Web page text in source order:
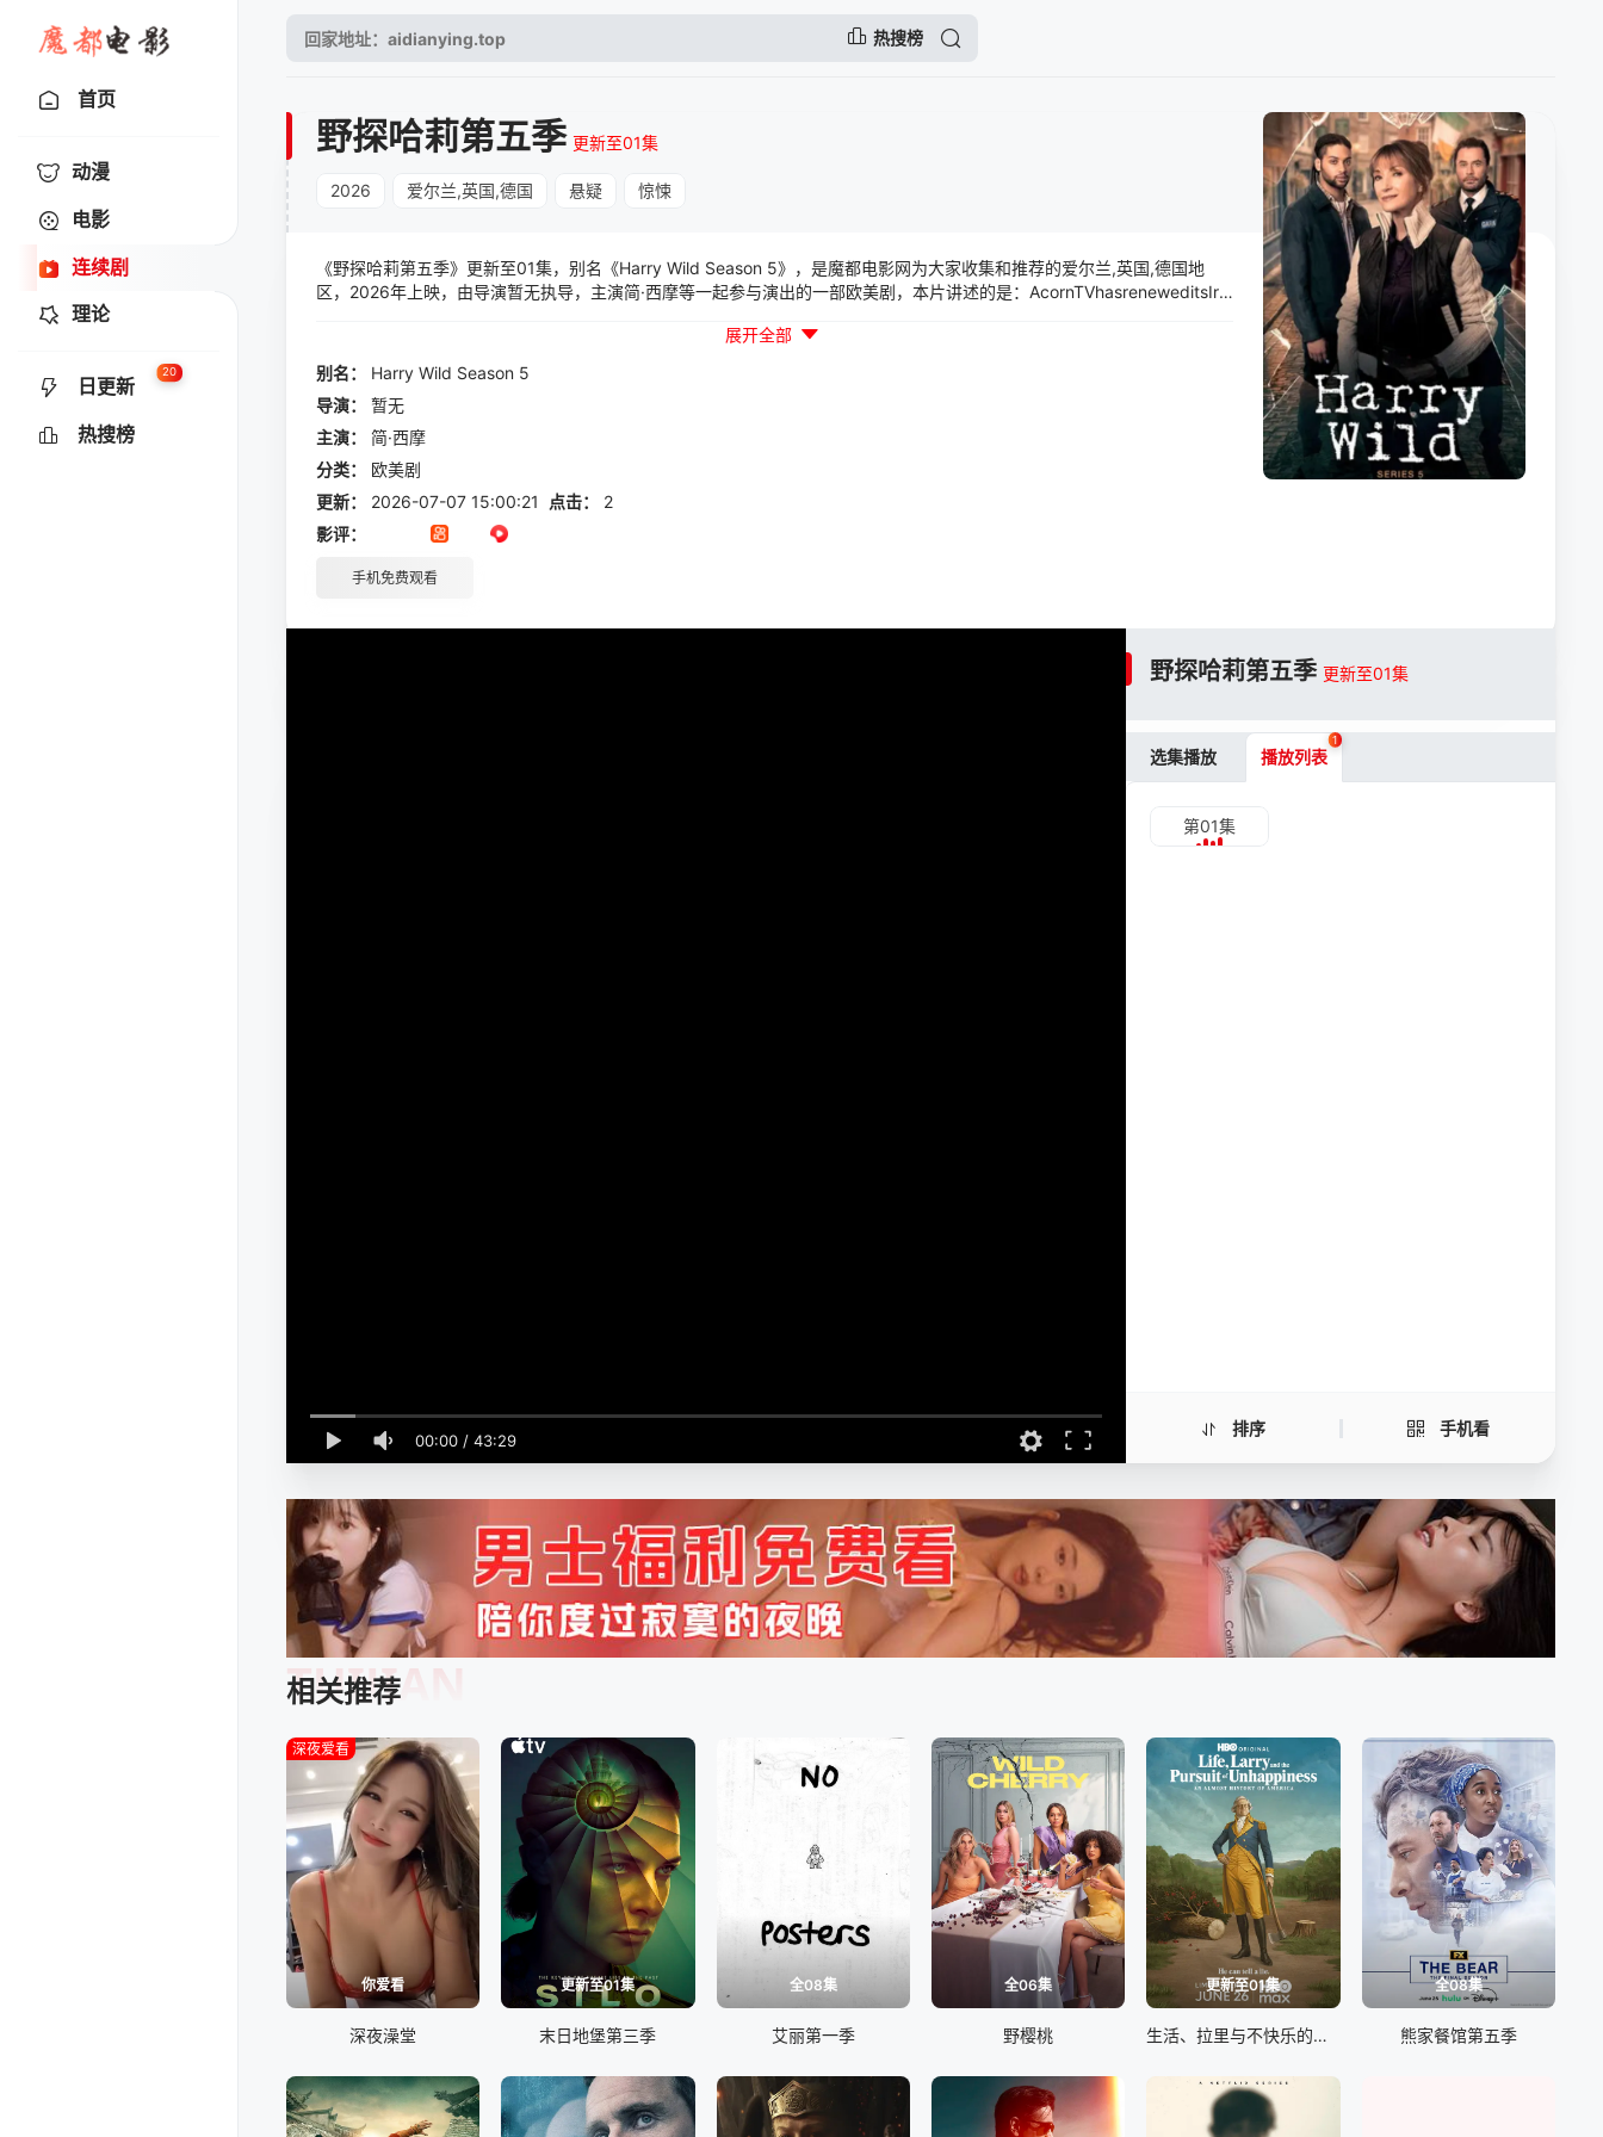
热搜榜
首页
动漫
电影
连续剧
理论
日更新
20
热搜榜
野探哈莉第五季 更新至01集
2026 爱尔兰,英国,德国 悬疑 惊悚
《野探哈莉第五季》更新至01集，别名《Harry Wild Season 5》，是魔都电影网为大家收集和推荐的爱尔兰,英国,德国地
区，2026年上映，由导演暂无执导，主演简·西摩等一起参与演出的一部欧美剧，本片讲述的是：AcornTVhasreneweditsIris
展开全部
别名：
Harry Wild Season 5
导演：
暂无
主演：
简·西摩
分类：
欧美剧
更新：
2026-07-07 15:00:21 点击：
2
影评：
手机免费观看
00:00 / 43:29
野探哈莉第五季 更新至01集
排序 手机看
选集播放 播放列表
1
第01集
相关推荐
TUIJIAN
你爱看
深夜爱看
深夜澡堂
更新至01集
末日地堡第三季
全08集
艾丽第一季
全06集
野樱桃
更新至01集
生活、拉里与不快乐的追求：一部美国史
全08集
熊家餐馆第五季